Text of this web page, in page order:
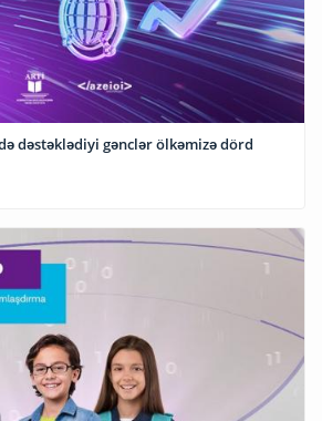
dəstəklədiyi gənclər ölkəmizə dörd